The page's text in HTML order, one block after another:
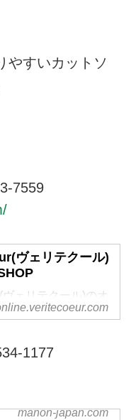
やすいカットソ
7559
ヴェリテクール)
ェリテクール)のオ
販サイトです。 オ
約販売、 メールマ
。 1177
manon-japan.com